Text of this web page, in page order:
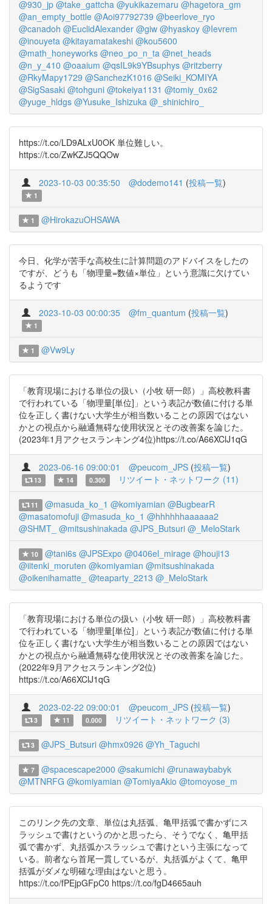
@930_jp @take_gattcha @yukikazemaru @hagetora_gm
@an_empty_bottle @Aoi97792739 @beerlove_ryo
@canadoh @EuclidAlexander @giw @hyaskoy @Ievrem
@inouyeta @kitayamatakeshi @kou5600
@math_honeyworks @neo_po_n_ta @net_heads
@n_y_410 @oaaium @qsIL9k9YBsuphys @ritzberry
@RkyMapy1729 @SanchezK1016 @Seiki_KOMIYA
@SigSasaki @tohguni @tokeiya1131 @tomiy_0x62
@yuge_hldgs @Yusuke_Ishizuka @_shinichiro_
https://t.co/LD9ALxU0OK 単位難しい。
https://t.co/ZwKZJ5QQOw
2023-10-03 00:35:50 @dodemo141 (投稿一覧)
1
1 @HirokazuOHSAWA
今日、化学が苦手な高校生に計算問題のアドバイスをしたの
ですが、どうも「物理量=数値×単位」という意識に欠けてい
るようです
2023-10-03 00:00:35 @fm_quantum (投稿一覧)
1
1 @Vw9Ly
「教育現場における単位の扱い（小牧 研一郎）」高校教科書
で行われている「物理量[単位]」という表記が数値に付ける単
位を正しく書けない大学生が相当数いることの原因ではない
かとの視点から融通無碍な使用状況とその改善案を論じた。
(2023年1月アクセスランキング4位)https://t.co/A66XClJ1qG
2023-06-16 09:00:01 @peucom_JPS (投稿一覧)
13 14 0.300 リツイート・ネットワーク (11)
11 @masuda_ko_1 @komiyamian @BugbearR
@masatomofuji @masuda_ko_1 @hhhhhhaaaaaa2
@SHMT_ @mitsushinakada @JPS_Butsuri @_MeloStark
10 @tani6s @JPSExpo @0406el_mirage @houji13
@iitenki_moruten @komiyamian @mitsushinakada
@oikenihamatte_ @teaparty_2213 @_MeloStark
「教育現場における単位の扱い（小牧 研一郎）」高校教科書
で行われている「物理量[単位]」という表記が数値に付ける単
位を正しく書けない大学生が相当数いることの原因ではない
かとの視点から融通無碍な使用状況とその改善案を論じた。
(2022年9月アクセスランキング2位)
https://t.co/A66XClJ1qG
2023-02-22 09:00:01 @peucom_JPS (投稿一覧)
3 11 0.000 リツイート・ネットワーク (3)
3 @JPS_Butsuri @hmx0926 @Yh_Taguchi
7 @spacescape2000 @sakumichi @runawaybabyk
@MTNRFG @komiyamian @TomiyaAkio @tomoyose_m
このリンク先の文章、単位は丸括弧、亀甲括弧で書かずにス
ラッシュで書けというのかと思ったら、そうでなく、亀甲括
弧で書かず、丸括弧かスラッシュで書けという主張になって
いる。前者なら首尾一貫しているが、丸括弧がよくて、亀甲
括弧がダメな明確な理由はないと思う。
https://t.co/fPEjpGFpC0 https://t.co/fgD4665auh